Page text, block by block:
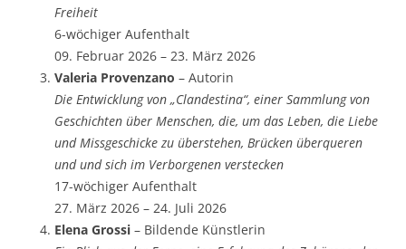
Freiheit
6-wöchiger Aufenthalt
09. Februar 2026 – 23. März 2026
Valeria Provenzano – Autorin
Die Entwicklung von „Clandestina“, einer Sammlung von
Geschichten über Menschen, die, um das Leben, die Liebe
und Missgeschicke zu überstehen, Brücken überqueren
und und sich im Verborgenen verstecken
17-wöchiger Aufenthalt
27. März 2026 – 24. Juli 2026
Elena Grossi – Bildende Künstlerin